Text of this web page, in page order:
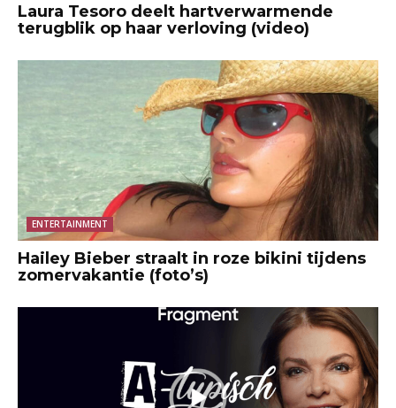
Laura Tesoro deelt hartverwarmende
terugblik op haar verloving (video)
ENTERTAINMENT
Hailey Bieber straalt in roze bikini tijdens
zomervakantie (foto’s)